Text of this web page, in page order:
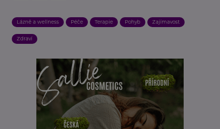
Lázně a wellness Péče Terapie Pohyb Zajímavost
Zdraví